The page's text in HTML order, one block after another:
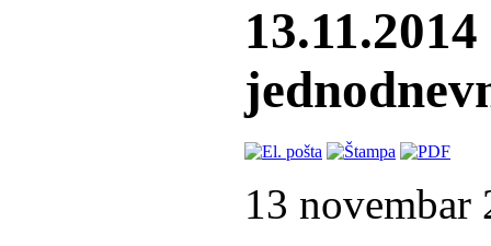
13 novembar